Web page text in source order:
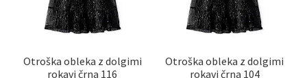
Otroška obleka z dolgimi
rokavi črna 116
Otroška obleka z dolgimi
rokavi črna 104